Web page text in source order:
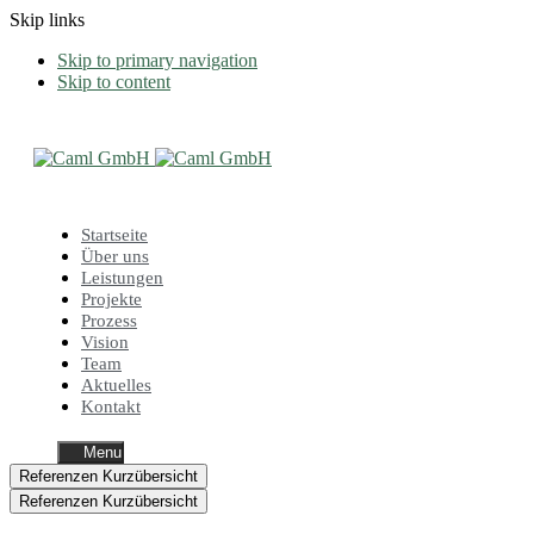
Skip links
Skip to primary navigation
Skip to content
Startseite
Über uns
Leistungen
Projekte
Prozess
Vision
Team
Aktuelles
Kontakt
Menu
Referenzen Kurzübersicht
Referenzen Kurzübersicht